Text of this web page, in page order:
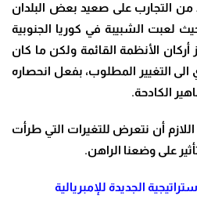
من التجارب على صعيد بعض البلدان
لعبت الشبيبة في كوريا الجنوبية
الأنظمة القائمة ولكن ما كان
الى التغيير المطلوب، بفعل انحصاره
الكادحة.
أن نتعرض للتغيرات التي طرأت
.
الجديدة للإمبريالية